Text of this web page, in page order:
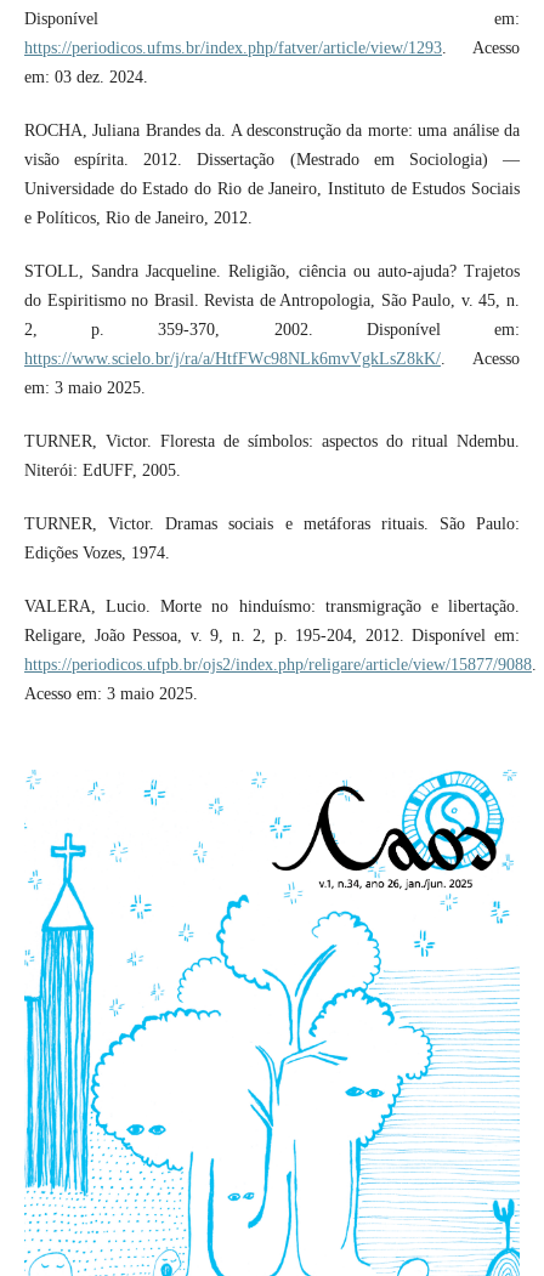
Disponível em:
https://periodicos.ufms.br/index.php/fatver/article/view/1293. Acesso
em: 03 dez. 2024.
ROCHA, Juliana Brandes da. A desconstrução da morte: uma análise da
visão espírita. 2012. Dissertação (Mestrado em Sociologia) —
Universidade do Estado do Rio de Janeiro, Instituto de Estudos Sociais
e Políticos, Rio de Janeiro, 2012.
STOLL, Sandra Jacqueline. Religião, ciência ou auto-ajuda? Trajetos
do Espiritismo no Brasil. Revista de Antropologia, São Paulo, v. 45, n.
2, p. 359-370, 2002. Disponível em:
https://www.scielo.br/j/ra/a/HtfFWc98NLk6mvVgkLsZ8kK/. Acesso
em: 3 maio 2025.
TURNER, Victor. Floresta de símbolos: aspectos do ritual Ndembu.
Niterói: EdUFF, 2005.
TURNER, Victor. Dramas sociais e metáforas rituais. São Paulo:
Edições Vozes, 1974.
VALERA, Lucio. Morte no hinduísmo: transmigração e libertação.
Religare, João Pessoa, v. 9, n. 2, p. 195-204, 2012. Disponível em:
https://periodicos.ufpb.br/ojs2/index.php/religare/article/view/15877/9088.
Acesso em: 3 maio 2025.